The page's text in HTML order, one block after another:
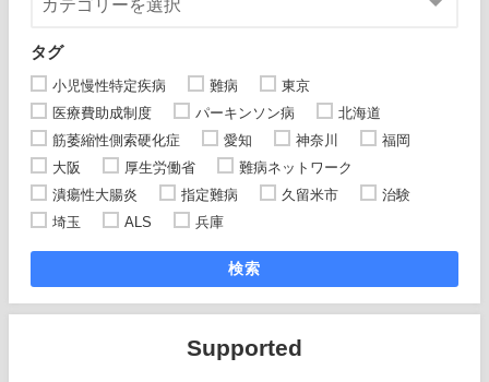
タグ
小児慢性特定疾病 難病
東京
医療費助成制度
パーキンソン病
北海道
筋萎縮性側索硬化症
愛知 神奈川
福岡
大阪
厚生労働省
難病ネットワーク
潰瘍性大腸炎
指定難病 久留米市
治験
埼玉
ALS 兵庫
検索
Supported